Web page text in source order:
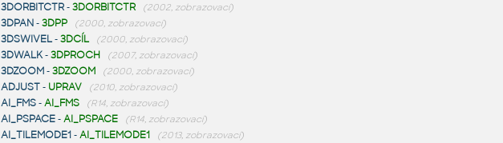
3DORBITCTR-3DORBITCTR (2002, zobrazovací)
3DPAN-3DPP (2000, zobrazovací)
3DSWIVEL-3DCÍL (2000, zobrazovací)
3DWALK-3DPROCH (2007, zobrazovací)
3DZOOM-3DZOOM (2000, zobrazovací)
ADJUST- UPRAV (2010, zobrazovací)
AI_FMS-AI_FMS (R14, zobrazovací)
AI_PSPACE-AI_PSPACE (R14, zobrazovací)
AI_TILEMODE1-AI_TILEMODE1 (2013, zobrazovací)